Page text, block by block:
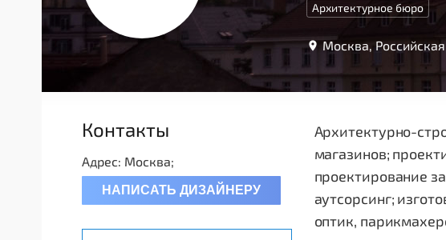
Архитектурное бюро
Москва,
Контакты
Адрес: Москва;
НАПИСАТЬ ДИЗАЙНЕРУ
Архитектурно-
магазинов;
проектирование
аутсорсинг;
оптик,